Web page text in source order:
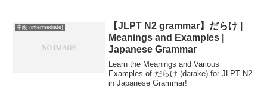
中級 (intermediate)
【JLPT N2 grammar】だらけ |
Meanings and Examples |
Japanese Grammar
Learn the Meanings and Various
Examples of だらけ (darake) for JLPT N2
in Japanese Grammar!